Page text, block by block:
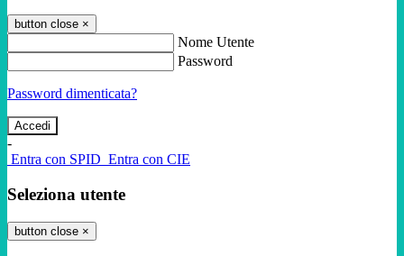
button close ×
Nome Utente
Password
Password dimenticata?
-
Entra con SPID Entra con CIE
Seleziona utente
button close ×